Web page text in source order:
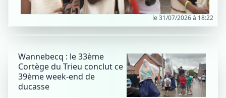
le 31/07/2026 à 18:22
Wannebecq : le 33ème
Cortège du Trieu conclut ce
39ème week-end de
ducasse